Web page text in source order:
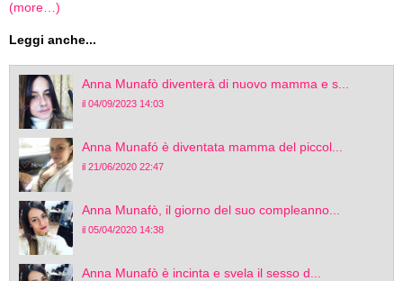
(more…)
Leggi anche...
Anna Munafò diventerà di nuovo mamma e s...
il 04/09/2023 14:03
Anna Munafó è diventata mamma del piccol...
il 21/06/2020 22:47
Anna Munafò, il giorno del suo compleanno...
il 05/04/2020 14:38
Anna Munafò è incinta e svela il sesso d...